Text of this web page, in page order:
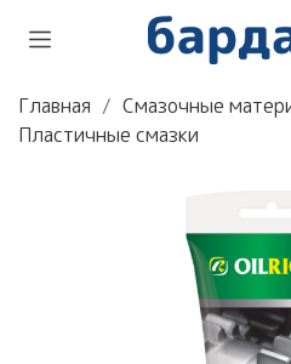
Главная
Смазочные
Пластичные смазки